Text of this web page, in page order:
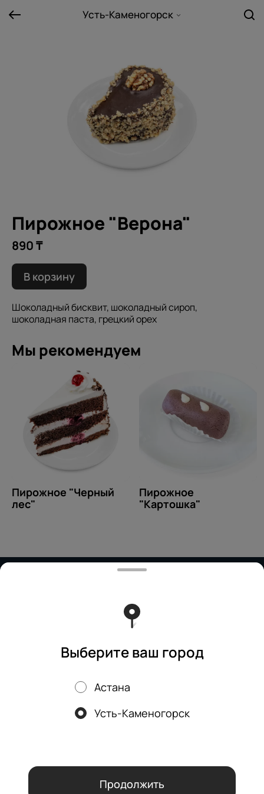
Усть-Каменогорск
аналитических сервисов согласно нашейполитике
конфиденциальности
ОК
Пирожное "Верона"
890 ₸
В корзину
Шоколадный бисквит, шоколадный сироп,
шоколадная паста, грецкий орех
Мы рекомендуем
Пирожное "Черный
лес"
Пирожное
"Картошка"
Политика конфиденциальности
Акции, скидки, кэшбэк − в нашем приложении!
Выберите ваш город
Астана
Усть-Каменогорск